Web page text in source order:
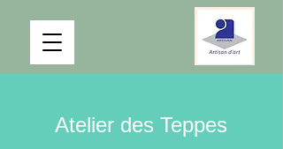
Atelier des Teppes